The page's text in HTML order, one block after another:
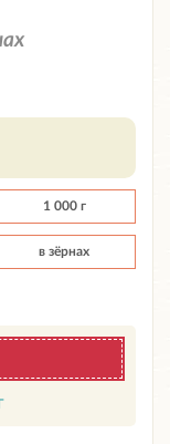
1 000 г
в зёрнах